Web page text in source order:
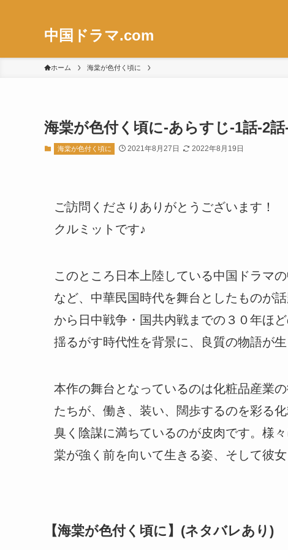
中国ドラマ.com
ホーム 海棠が色付く頃に
海棠が色付く頃に-あらすじ-1話-2
海棠が色付く頃に 2021年8月27日 2022年8月19日
ご訪問くださりありがとうございます！
クルミットです♪
このところ日本上陸している中国ドラマ
など、中華民国時代を舞台としたものが
から日中戦争・国共内戦までの３０年ほ
揺るがす時代性を背景に、良質の物語が生
本作の舞台となっているのは化粧品産業
たちが、働き、装い、闊歩するのを彩る
臭く陰謀に満ちているのが皮肉です。様
棠が強く前を向いて生きる姿、そして彼
【海棠が色付く頃に】(ネタバレあり)